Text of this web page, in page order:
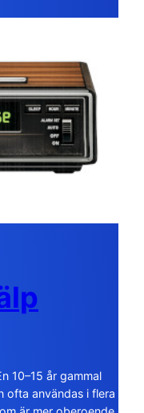
10–15 år gammal
ofta användas i flera